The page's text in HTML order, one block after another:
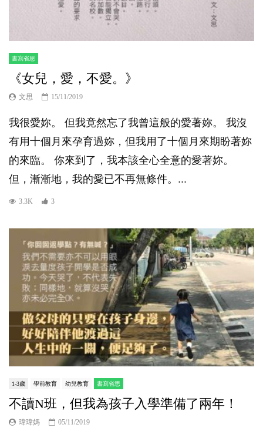
書寫省思
《女兒，愛，不愛。》
文思 15/11/2019
我很愛妳。 但我竟然忘了我曾這般的愛著妳。 我沒
有用十個月來孕育過妳，但我用了十個月來期盼著妳
的來臨。 你來到了，我本該全心全意的愛著妳。
但，漸漸地，我的愛已不再無條件。...
3.3K 3
1-3歲 學前教育 幼兒教育 書寫省思
不讀N班，但我為孩子入學準備了兩年！
瑋瑋媽 05/11/2019